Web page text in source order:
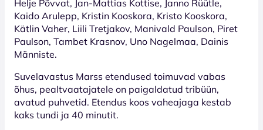
Helje Põvvat, Jan-Mattias Kottise, Janno Rüütle,
Kaido Arulepp, Kristin Kooskora, Kristo Kooskora,
Kätlin Vaher, Liili Tretjakov, Manivald Paulson, Piret
Paulson, Tambet Krasnov, Uno Nagelmaa, Dainis
Männiste.
Suvelavastus Marss etendused toimuvad vabas
õhus, pealtvaatajatele on paigaldatud tribüün,
avatud puhvetid. Etendus koos vaheajaga kestab
kaks tundi ja 40 minutit.